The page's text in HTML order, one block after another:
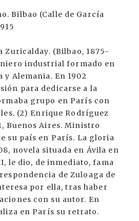
Bilbao (Calle de García
Zuricalday. (Bilbao, 1875-
industrial formado en
Alemania. En 1902
para dedicarse a la
grupo en París con
(2) Enrique Rodríguez
Buenos Aires. Ministro
su país en París. La gloria
novela situada en Ávila en
le dio, de inmediato, fama
de Zuloaga de
por ella, tras haber
con su autor. En
en París su retrato.